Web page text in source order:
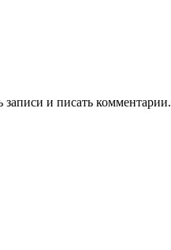
записи и писать комментарии.